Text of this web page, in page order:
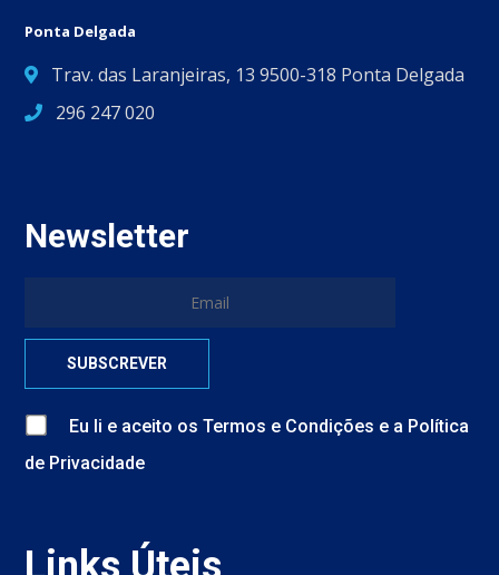
Ponta Delgada
Trav. das Laranjeiras, 13 9500-318 Ponta Delgada
296 247 020
Newsletter
Eu li e aceito osTermos e Condições e a Política
de Privacidade